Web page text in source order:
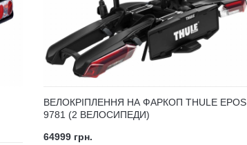
ВЕЛОКРІПЛЕННЯ НА ФАРКОП THULE EPOS
9781 (2 ВЕЛОСИПЕДИ)
64999 грн.